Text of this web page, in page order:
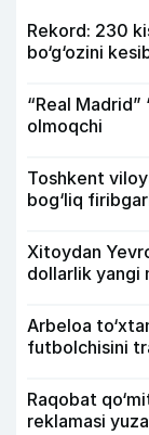
Rekord: 230
bo‘g‘ozini
“Real
olmoqchi
Toshkent
bog‘liq
Xitoydan
dollarlik yangi
Arbeloa
futbolchisini
Raqobat
reklamasi